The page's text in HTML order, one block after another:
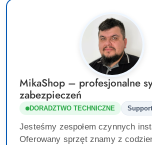
MikaShop – profesjonalne
zabezpieczeń
DORADZTWO TECHNICZNE
Jesteśmy zespołem czynnych
Oferowany sprzęt znamy z